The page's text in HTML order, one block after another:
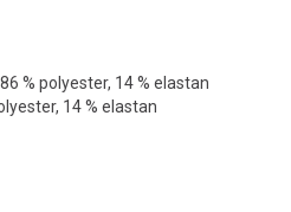
% polyester, 14 % elastan
14 % elastan